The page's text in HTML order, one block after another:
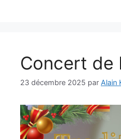
Concert de
23 décembre 2025 par Alain